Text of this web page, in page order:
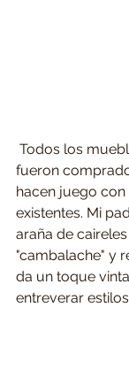
fueron
hacen juego
existentes. Mi
araña de
"cambalache" y
da un toque
entreverar